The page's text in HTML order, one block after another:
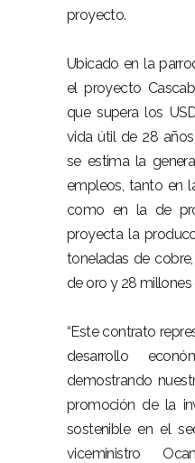
proyecto.
Ubicado en la
el proyecto
que supera los
vida útil de 28
se estima la
empleos, tanto en
como en la de
proyecta la
toneladas de
de oro y 28
“Este contrato
desarrollo
demostrando
promoción de la
sostenible en el
viceministro